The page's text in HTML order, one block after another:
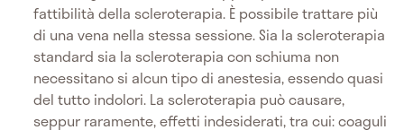
fattibilità della scleroterapia. È possibile trattare più
di una vena nella stessa sessione. Sia la scleroterapia
standard sia la scleroterapia con schiuma non
necessitano si alcun tipo di anestesia, essendo quasi
del tutto indolori. La scleroterapia può causare,
seppur raramente, effetti indesiderati, tra cui: coaguli